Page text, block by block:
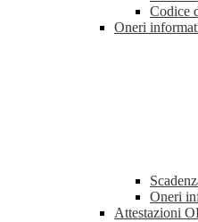
Codice
Oneri
Oneri
Attestazioni